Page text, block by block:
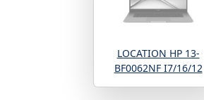
LOCATION HP 13-
BF0062NF I7/16/12